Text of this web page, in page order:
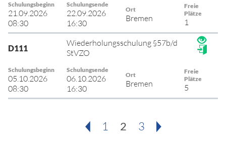
Schulungsbeginn
21.09.2026
08:30
Schulungsende
22.09.2026
16:30
Ort
Bremen
Freie
Plätze
1
D111
Wiederholungsschulung §57b/d
StVZO
Schulungsbeginn
05.10.2026
08:30
Schulungsende
06.10.2026
16:30
Ort
Bremen
Freie
Plätze
5
1 2 3